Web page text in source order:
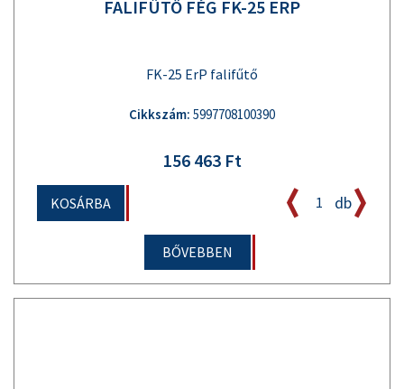
FALIFŰTŐ FÉG FK-25 ERP
FK-25 ErP falifűtő
Cikkszám: 5997708100390
156 463 Ft
KOSÁRBA db
BŐVEBBEN